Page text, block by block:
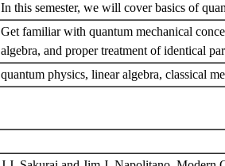
In this semester, we will cover basics of
Get familiar with quantum mechanical
algebra, and proper treatment of identical
quantum physics, linear algebra, classical